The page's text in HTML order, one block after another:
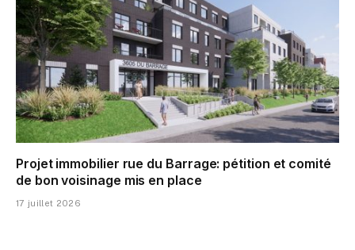
Projet immobilier rue du Barrage: pétition et comité
de bon voisinage mis en place
17 juillet 2026